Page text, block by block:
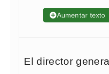
➕Aumentar texto
El director